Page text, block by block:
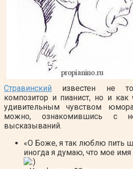
Стравинский известен не
композитор и пианист, но и
удивительным чувством
можно, ознакомившись с
высказываний.
«О Боже, я так люблю пить
иногда я думаю, что мое